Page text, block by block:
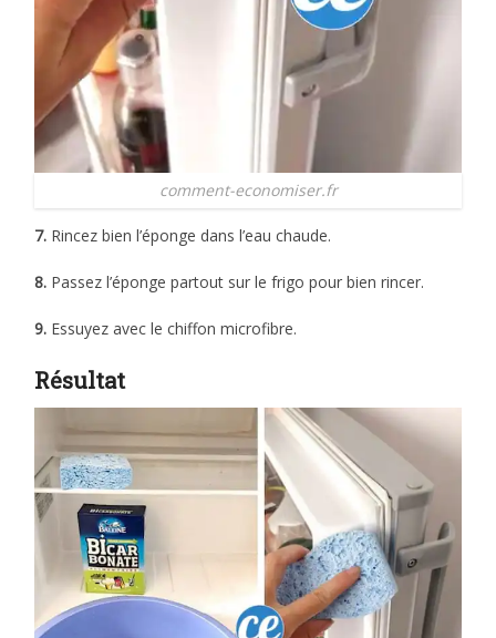
comment-economiser.fr
7. Rincez bien l’éponge dans l’eau chaude.
8. Passez l’éponge partout sur le frigo pour bien rincer.
9. Essuyez avec le chiffon microfibre.
Résultat